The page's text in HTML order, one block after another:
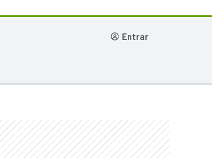
entrar